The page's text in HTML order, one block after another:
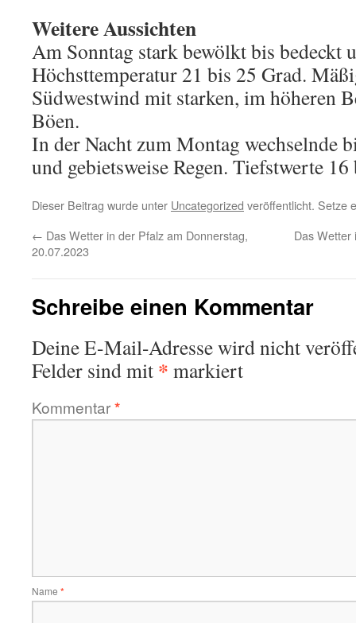
Weitere Aussichten
Am Sonntag stark bewölkt bis bedeckt
Höchsttemperatur 21 bis 25 Grad.
Südwestwind mit starken, im höheren
Böen.
In der Nacht zum Montag wechselnde
und gebietsweise Regen. Tiefstwerte
Dieser Beitrag wurde unter Uncategorized veröffentlicht. Setze
← Das Wetter in der Pfalz am Donnerstag,
20.07.2023
Das Wetter
Schreibe einen Kommentar
Deine E-Mail-Adresse wird nicht
Felder sind mit * markiert
Kommentar*
Name *